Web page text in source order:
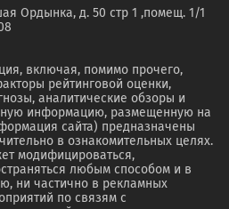
Ордынка, д. 50 стр 1 ,помещ. 1/1
включая, помимо прочего,
рейтинговой оценки,
аналитические обзоры и
информацию, размещенную на
сайта) предназначены
в ознакомительных целях.
модифицироваться,
любым способом и в
ни частично в рекламных
по связям с